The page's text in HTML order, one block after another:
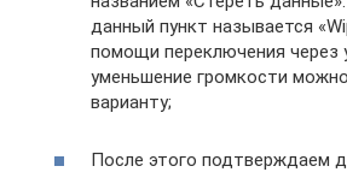
данный пункт называется
помощи переключения через
уменьшение громкости
варианту;
После этого подтверждаем